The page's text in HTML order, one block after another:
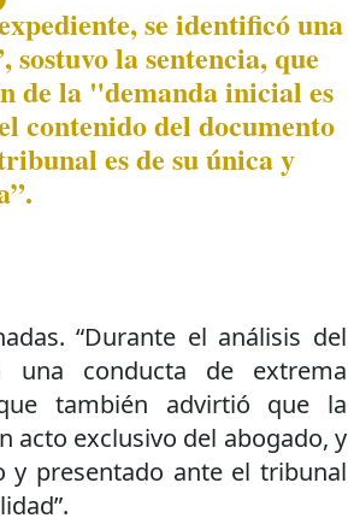
se identificó una
la sentencia, que
de la "demanda inicial es
contenido del documento
es de su única y
“Durante el análisis del
una conducta de extrema
también advirtió que la
acto exclusivo del abogado, y
presentado ante el tribunal